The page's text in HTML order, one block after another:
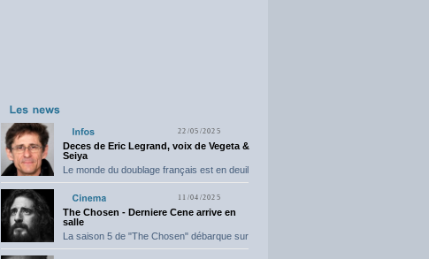
22/05/2025
Deces de Eric Legrand, voix de Vegeta &
Seiya
Le monde du doublage français est en deuil
11/04/2025
The Chosen - Derniere Cene arrive en
salle
La saison 5 de "The Chosen" débarque sur